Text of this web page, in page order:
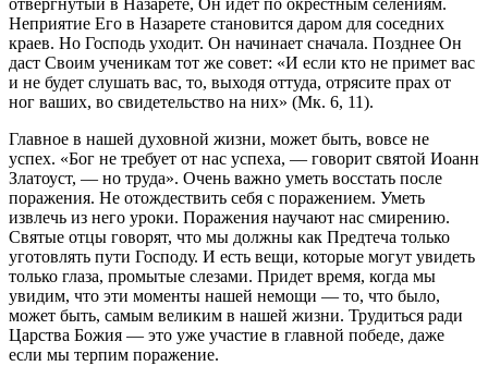
отвергнутый в Назарете, Он идет по окрестным селениям.
Неприятие Его в Назарете становится даром для соседних
краев. Но Господь уходит. Он начинает сначала. Позднее Он
даст Своим ученикам тот же совет: «И если кто не примет вас
и не будет слушать вас, то, выходя оттуда, отрясите прах от
ног ваших, во свидетельство на них» (Мк. 6, 11).
Главное в нашей духовной жизни, может быть, вовсе не
успех. «Бог не требует от нас успеха, — говорит святой Иоанн
Златоуст, — но труда». Очень важно уметь восстать после
поражения. Не отождествить себя с поражением. Уметь
извлечь из него уроки. Поражения научают нас смирению.
Святые отцы говорят, что мы должны как Предтеча только
уготовлять пути Господу. И есть вещи, которые могут увидеть
только глаза, промытые слезами. Придет время, когда мы
увидим, что эти моменты нашей немощи — то, что было,
может быть, самым великим в нашей жизни. Трудиться ради
Царства Божия — это уже участие в главной победе, даже
если мы терпим поражение.